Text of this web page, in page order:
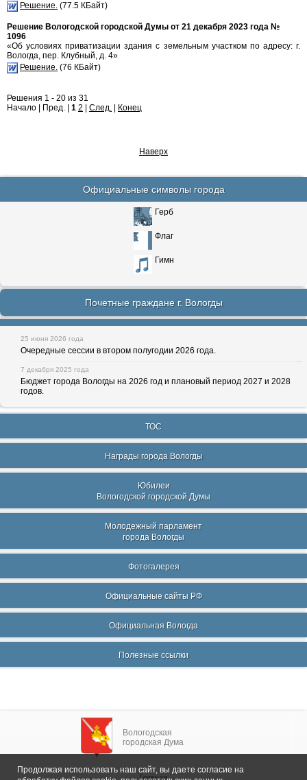
Решение. (77.5 КБайт)
Решение Вологодской городской Думы от 21 декабря 2023 года №
1096
«Об условиях приватизации здания с земельным участком по адресу: г.
Вологда, пер. Клубный, д. 4»
Решение. (76 КБайт)
Решения 1 - 20 из 31
Начало | Пред. | 1 2 След. Конец
Наверх
Официальные символы города
Герб
Флаг
Гимн
Почетные граждане г. Вологды
25 июня 2026 года
Очередные сессии в втором полугодии 2026 года.
7 декабря 2025 года
Бюджет города Вологды на 2026 год и плановый период 2027 и 2028
годов.
ТОС
Награды города Вологды
Юбилеи
Вологодской городской Думы
Молодежный парламент
города Вологды
Фотогалерея
Официальные сайты РФ
Официальная Вологда
Полезные ссылки
Вологодская
городская Дума
Главная
Продолжая использовать наш сайт, вы даете согласие на